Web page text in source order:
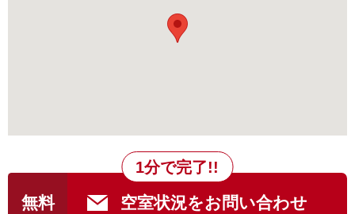
無料 空室状況をお問い合わせ
1分で完了!!